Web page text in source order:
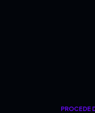
PROCÉDÉ